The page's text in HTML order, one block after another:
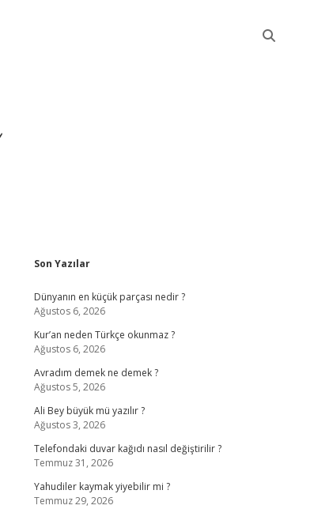
Sidebar
Son Yazılar
Dünyanın en küçük parçası nedir ?
Ağustos 6, 2026
Kur’an neden Türkçe okunmaz ?
Ağustos 6, 2026
Avradım demek ne demek ?
Ağustos 5, 2026
Ali Bey büyük mü yazılır ?
Ağustos 3, 2026
Telefondaki duvar kağıdı nasıl değiştirilir ?
Temmuz 31, 2026
Yahudiler kaymak yiyebilir mi ?
Temmuz 29, 2026